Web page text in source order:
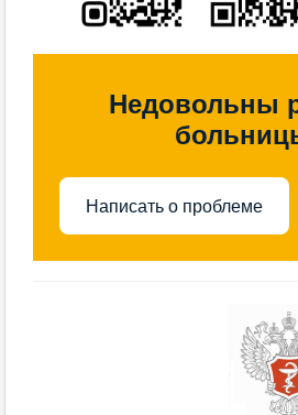
Недовольны
Написать о проблеме